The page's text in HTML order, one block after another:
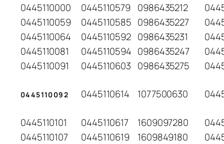
0445110000
0445110579 0986435212
0445110059
0445110585 0986435227
0445110064
0445110592 0986435231
0445110081
0445110594 0986435247
0445110091
0445110603 0986435275
0445110092 0445110614 1077500630
0445110101 0445110617 1609097280
0445110107
0445110619 1609849180